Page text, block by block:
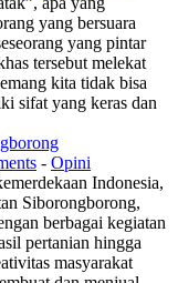
yang bersuara
yang pintar
tersebut melekat
kita tidak bisa
sifat yang keras dan
- Opini
Indonesia,
Siborongborong,
berbagai kegiatan
pertanian hingga
masyarakat